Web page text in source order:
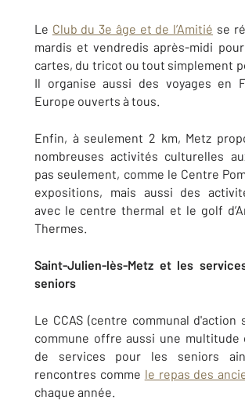
Le Club du 3e âge et de l’Amitié se
mardis et vendredis après-midi
cartes, du tricot ou tout simplement
Il organise aussi des voyages en
Europe ouverts à tous.
Enfin, à seulement 2 km, Metz
nombreuses activités culturelles
pas seulement, comme le Centre
expositions, mais aussi des
avec le centre thermal et le golf
Thermes.
Saint-Julien-lès-Metz et les
seniors
Le CCAS (centre communal d'action
commune offre aussi une multitude
de services pour les seniors
rencontres comme le repas des
chaque année.